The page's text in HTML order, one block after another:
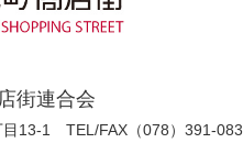
街連合会
目13-1 TEL/FAX（078）391-